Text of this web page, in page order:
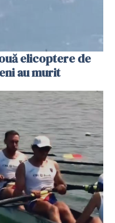
elicoptere de
au murit